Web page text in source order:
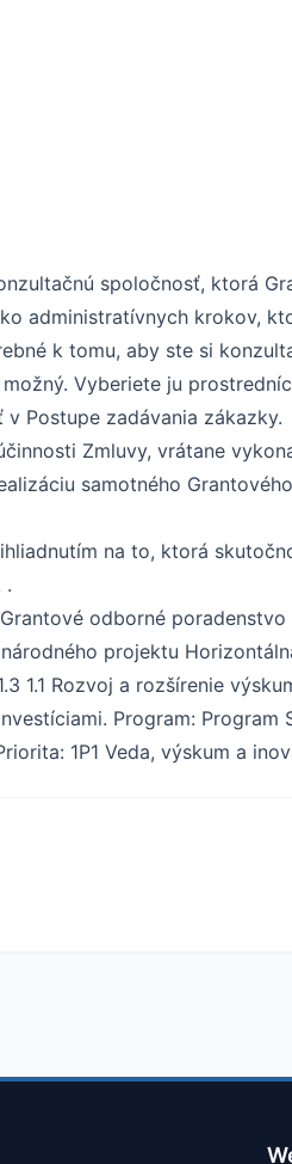
spoločnosť, ktorá
administratívnych krokov,
k tomu, aby ste si
Vyberiete ju
Postupe zadávania zákazky.
Zmluvy, vrátane
samotného
na to, ktorá
.
odborné poradenstvo
projektu
1.1 Rozvoj a rozšírenie
Program: Program
1P1 Veda, výskum a